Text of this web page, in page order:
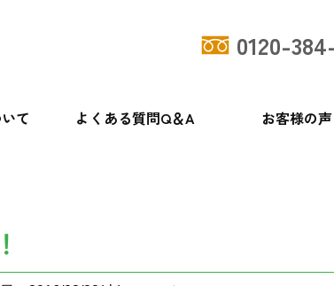
0120-
て よくある質問Q＆A お客様の声